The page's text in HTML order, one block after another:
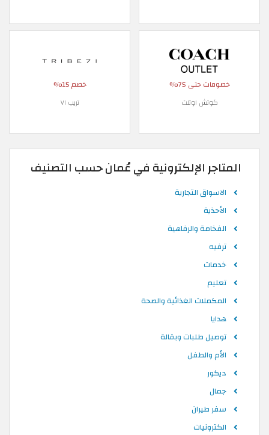
خصومات حتى 75%
كوتش اوتلت
خصم 15%
تريب ٧١
المتاجر الإلكترونية في عُمان حسب التصنيف
الاسواق التجارية
الأحذية
الفخامة والرفاهية
ترفيه
خدمات
تعليم
المكملات الغذائية والصحة
هدايا
توصيل طلبات وبقالة
الأم والطفل
ديكور
جمال
سفر طيران
الكترونيات